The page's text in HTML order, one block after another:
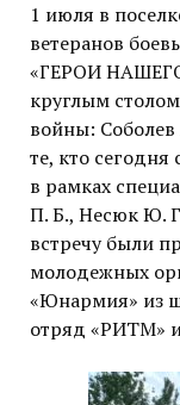
1 июля в
ветеранов
«ГЕРОИ
круглым
войны:
те, кто сегодня
в рамках
П. Б., Несюк Ю.
встречу были
молодежных
«Юнармия» из
отряд «РИТМ»